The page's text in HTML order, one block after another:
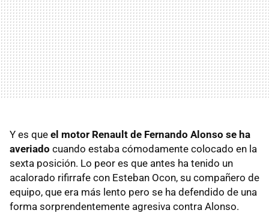
Y es que el motor Renault de Fernando Alonso se ha
averiado cuando estaba cómodamente colocado en la
sexta posición. Lo peor es que antes ha tenido un
acalorado rifirrafe con Esteban Ocon, su compañero de
equipo, que era más lento pero se ha defendido de una
forma sorprendentemente agresiva contra Alonso.